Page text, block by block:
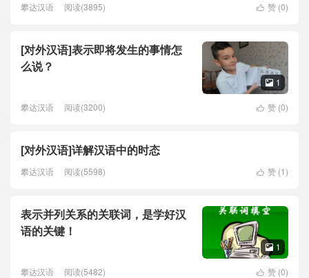
 赞 (0)
攀达汉语 阅读(3895)
[对外汉语]表示即将发生的事情怎
么说？
 1
 赞 (0)
攀达汉语 阅读(3200)
[对外汉语]详解汉语中的时态
 赞 (1)
攀达汉语 阅读(5598)
表示并列关系的关联词，是学好汉
语的关键！
 1
 赞 (0)
攀达汉语 阅读(5482)